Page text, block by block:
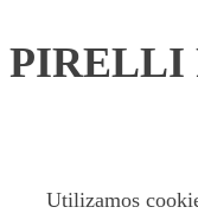
PIRELLI
Utilizamos